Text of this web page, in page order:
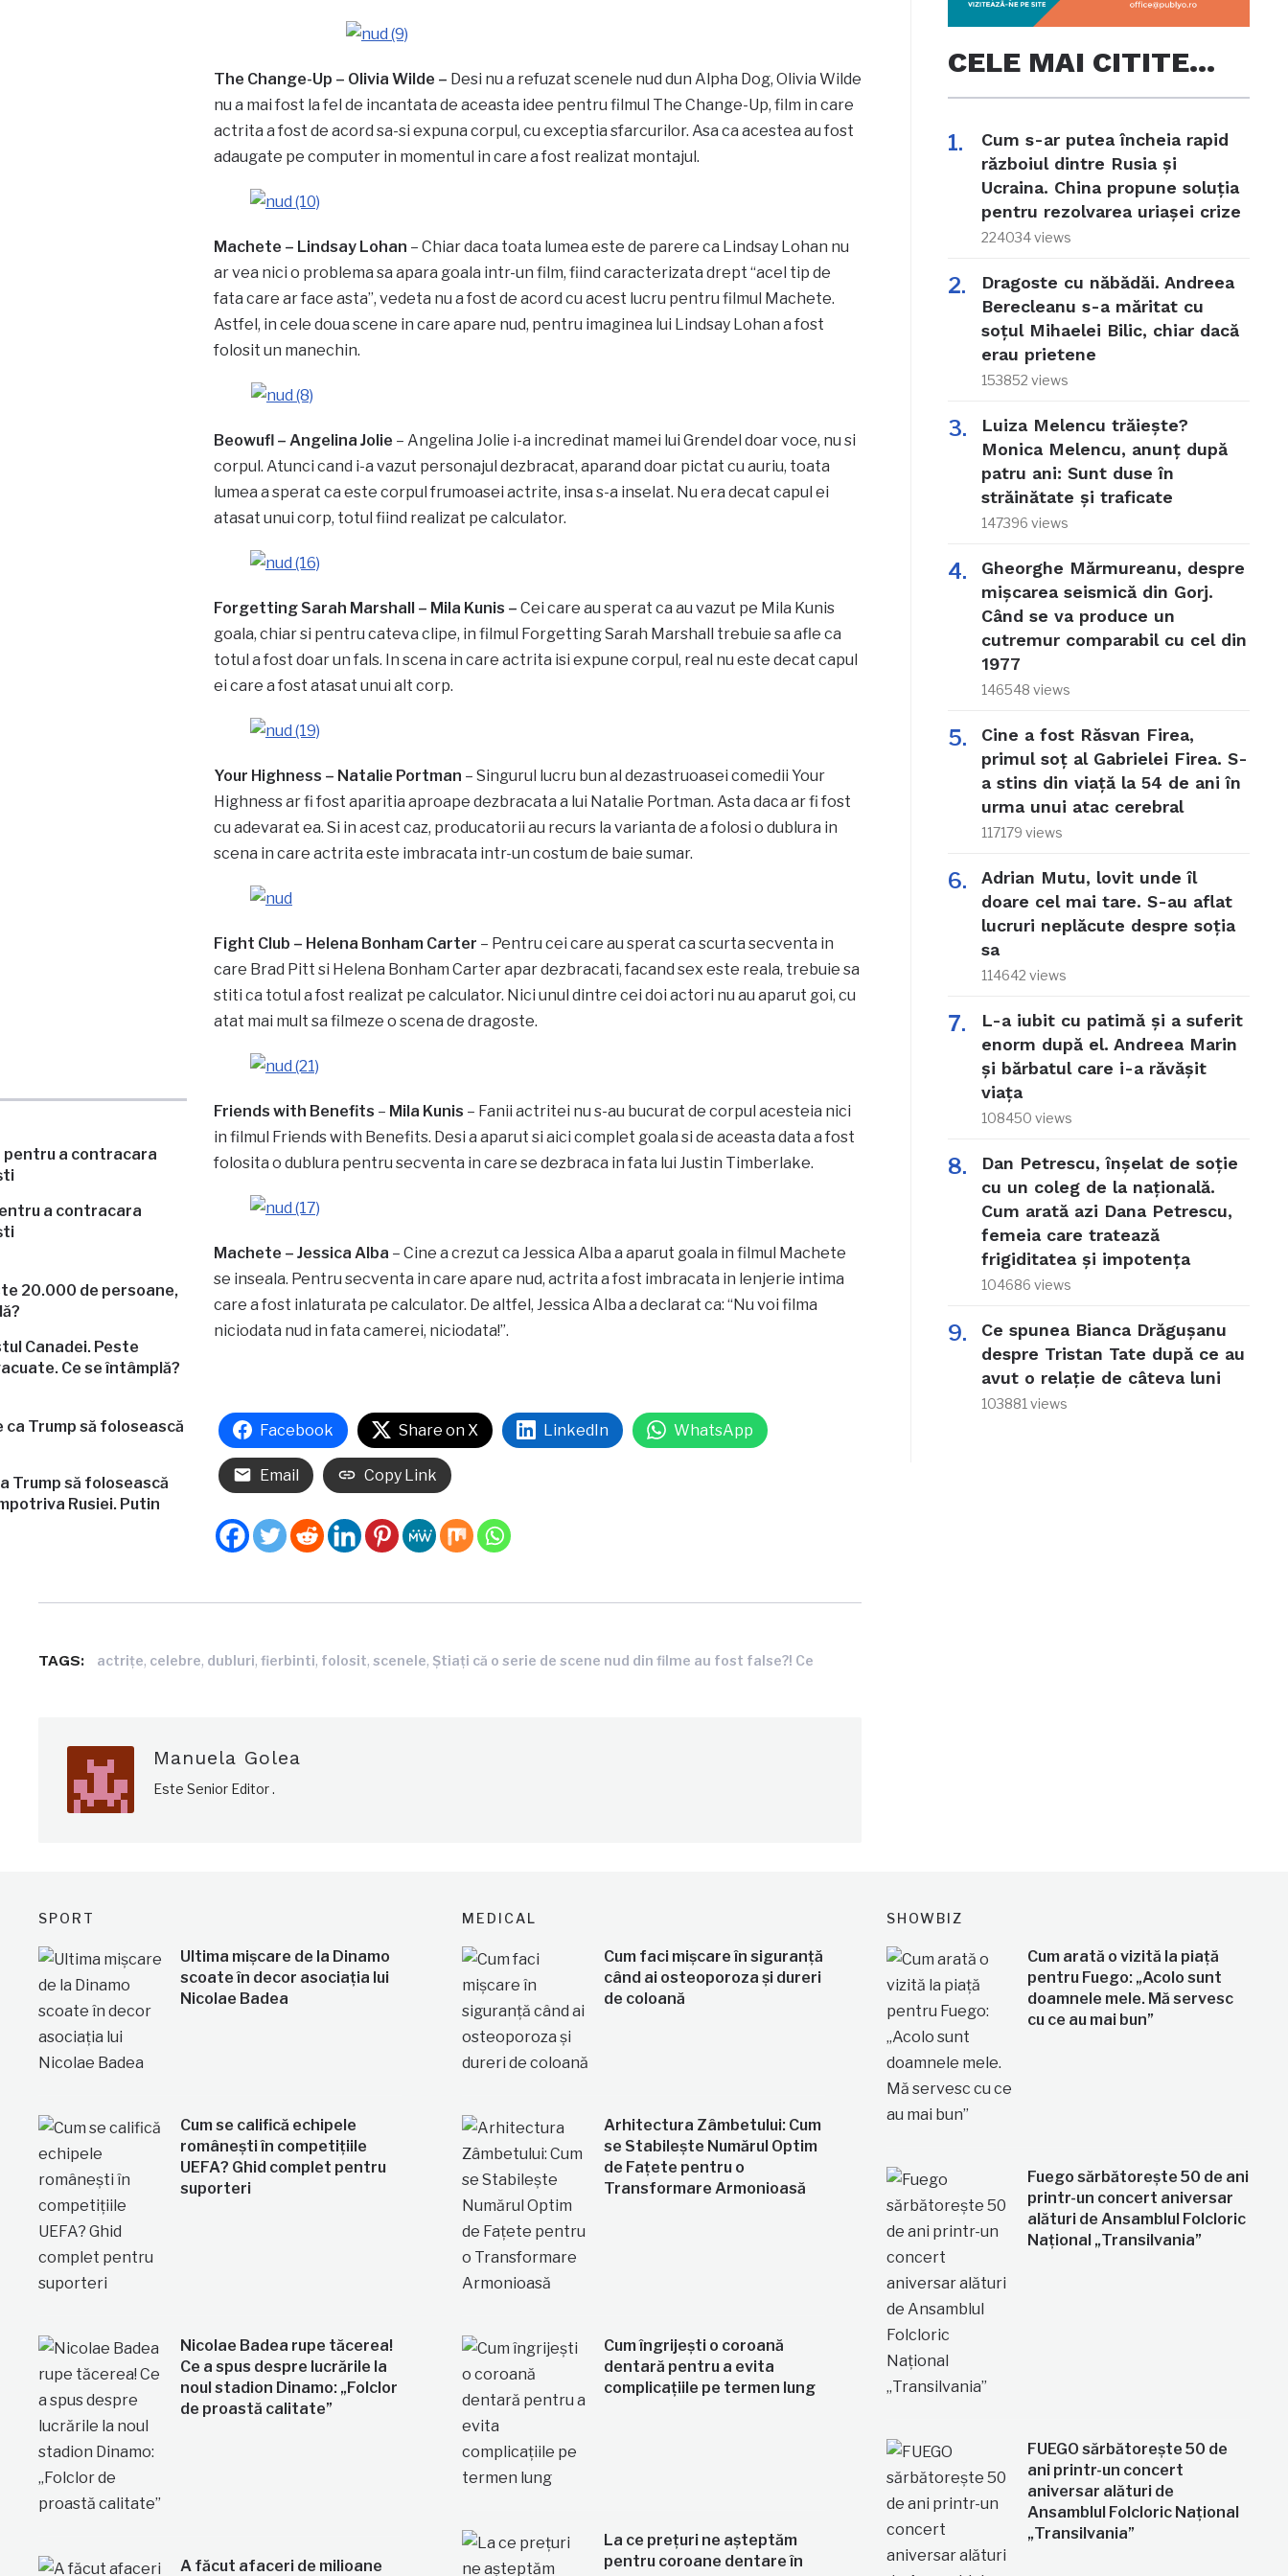
a contracara
Canadei. Peste
Ce se întâmplă?
Trump să folosească
Rusiei. Putin
The Change-Up – Olivia Wilde – Desi nu a refuzat scenele nud dun Alpha Dog, Olivia Wilde
nu a mai fost la fel de incantata de aceasta idee pentru filmul The Change-Up, film in care
actrita a fost de acord sa-si expuna corpul, cu exceptia sfarcurilor. Asa ca acestea au fost
adaugate pe computer in momentul in care a fost realizat montajul.
Machete – Lindsay Lohan – Chiar daca toata lumea este de parere ca Lindsay Lohan nu
ar vea nici o problema sa apara goala intr-un film, fiind caracterizata drept “acel tip de
fata care ar face asta”, vedeta nu a fost de acord cu acest lucru pentru filmul Machete.
Astfel, in cele doua scene in care apare nud, pentru imaginea lui Lindsay Lohan a fost
folosit un manechin.
Beowufl – Angelina Jolie – Angelina Jolie i-a incredinat mamei lui Grendel doar voce, nu si
corpul. Atunci cand i-a vazut personajul dezbracat, aparand doar pictat cu auriu, toata
lumea a sperat ca este corpul frumoasei actrite, insa s-a inselat. Nu era decat capul ei
atasat unui corp, totul fiind realizat pe calculator.
Forgetting Sarah Marshall – Mila Kunis – Cei care au sperat ca au vazut pe Mila Kunis
goala, chiar si pentru cateva clipe, in filmul Forgetting Sarah Marshall trebuie sa afle ca
totul a fost doar un fals. In scena in care actrita isi expune corpul, real nu este decat capul
ei care a fost atasat unui alt corp.
Your Highness – Natalie Portman – Singurul lucru bun al dezastruoasei comedii Your
Highness ar fi fost aparitia aproape dezbracata a lui Natalie Portman. Asta daca ar fi fost
cu adevarat ea. Si in acest caz, producatorii au recurs la varianta de a folosi o dublura in
scena in care actrita este imbracata intr-un costum de baie sumar.
Fight Club – Helena Bonham Carter – Pentru cei care au sperat ca scurta secventa in
care Brad Pitt si Helena Bonham Carter apar dezbracati, facand sex este reala, trebuie sa
stiti ca totul a fost realizat pe calculator. Nici unul dintre cei doi actori nu au aparut goi, cu
atat mai mult sa filmeze o scena de dragoste.
Friends with Benefits – Mila Kunis – Fanii actritei nu s-au bucurat de corpul acesteia nici
in filmul Friends with Benefits. Desi a aparut si aici complet goala si de aceasta data a fost
folosita o dublura pentru secventa in care se dezbraca in fata lui Justin Timberlake.
Machete – Jessica Alba – Cine a crezut ca Jessica Alba a aparut goala in filmul Machete
se inseala. Pentru secventa in care apare nud, actrita a fost imbracata in lenjerie intima
care a fost inlaturata pe calculator. De altfel, Jessica Alba a declarat ca: “Nu voi filma
niciodata nud in fata camerei, niciodata!”.
Facebook Share on X LinkedIn WhatsApp
Email Copy Link
TAGS: actriţe, celebre, dubluri,fierbinti, folosit,scenele, Ştiaţi că o serie de scene nud din filme au fost false?! Ce
Manuela Golea
Este Senior Editor .
CELE MAI CITITE…
Cum s-ar putea încheia rapid
războiul dintre Rusia și
Ucraina. China propune soluția
pentru rezolvarea uriașei crize
224034 views
Dragoste cu năbădăi. Andreea
Berecleanu s-a măritat cu
soțul Mihaelei Bilic, chiar dacă
erau prietene
153852 views
Luiza Melencu trăiește?
Monica Melencu, anunț după
patru ani: Sunt duse în
străinătate și traficate
147396 views
Gheorghe Mărmureanu, despre
mișcarea seismică din Gorj.
Când se va produce un
cutremur comparabil cu cel din
1977
146548 views
Cine a fost Răsvan Firea,
primul soț al Gabrielei Firea. S-
a stins din viață la 54 de ani în
urma unui atac cerebral
117179 views
Adrian Mutu, lovit unde îl
doare cel mai tare. S-au aflat
lucruri neplăcute despre soția
sa
114642 views
L-a iubit cu patimă și a suferit
enorm după el. Andreea Marin
și bărbatul care i-a răvășit
viața
108450 views
Dan Petrescu, înșelat de soție
cu un coleg de la națională.
Cum arată azi Dana Petrescu,
femeia care tratează
frigiditatea și impotența
104686 views
Ce spunea Bianca Drăgușanu
despre Tristan Tate după ce au
avut o relație de câteva luni
103881 views
SPORT
Ultima mișcare de la Dinamo
scoate în decor asociația lui
Nicolae Badea
Cum se califică echipele
românești în competițiile
UEFA? Ghid complet pentru
suporteri
Nicolae Badea rupe tăcerea!
Ce a spus despre lucrările la
noul stadion Dinamo: „Folclor
de proastă calitate”
A făcut afaceri de milioane
MEDICAL
Cum faci mișcare în siguranță
când ai osteoporoza și dureri
de coloană
Arhitectura Zâmbetului: Cum
se Stabilește Numărul Optim
de Fațete pentru o
Transformare Armonioasă
Cum îngrijești o coroană
dentară pentru a evita
complicațiile pe termen lung
La ce prețuri ne așteptăm
pentru coroane dentare în
SHOWBIZ
Cum arată o vizită la piață
pentru Fuego: „Acolo sunt
doamnele mele. Mă servesc
cu ce au mai bun”
Fuego sărbătorește 50 de ani
printr-un concert aniversar
alături de Ansamblul Folcloric
Național „Transilvania”
FUEGO sărbătorește 50 de
ani printr-un concert
aniversar alături de
Ansamblul Folcloric Național
„Transilvania”